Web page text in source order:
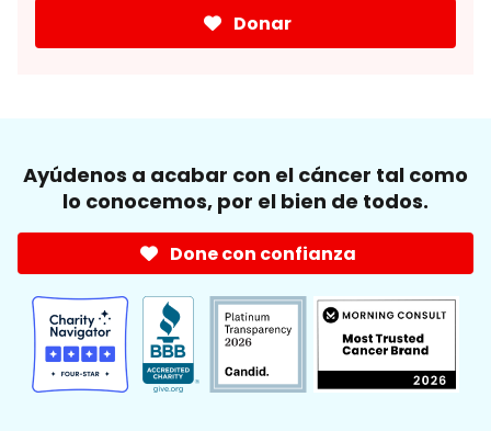
Donar
Ayúdenos a acabar con el cáncer tal como
lo conocemos, por el bien de todos.
Done con confianza